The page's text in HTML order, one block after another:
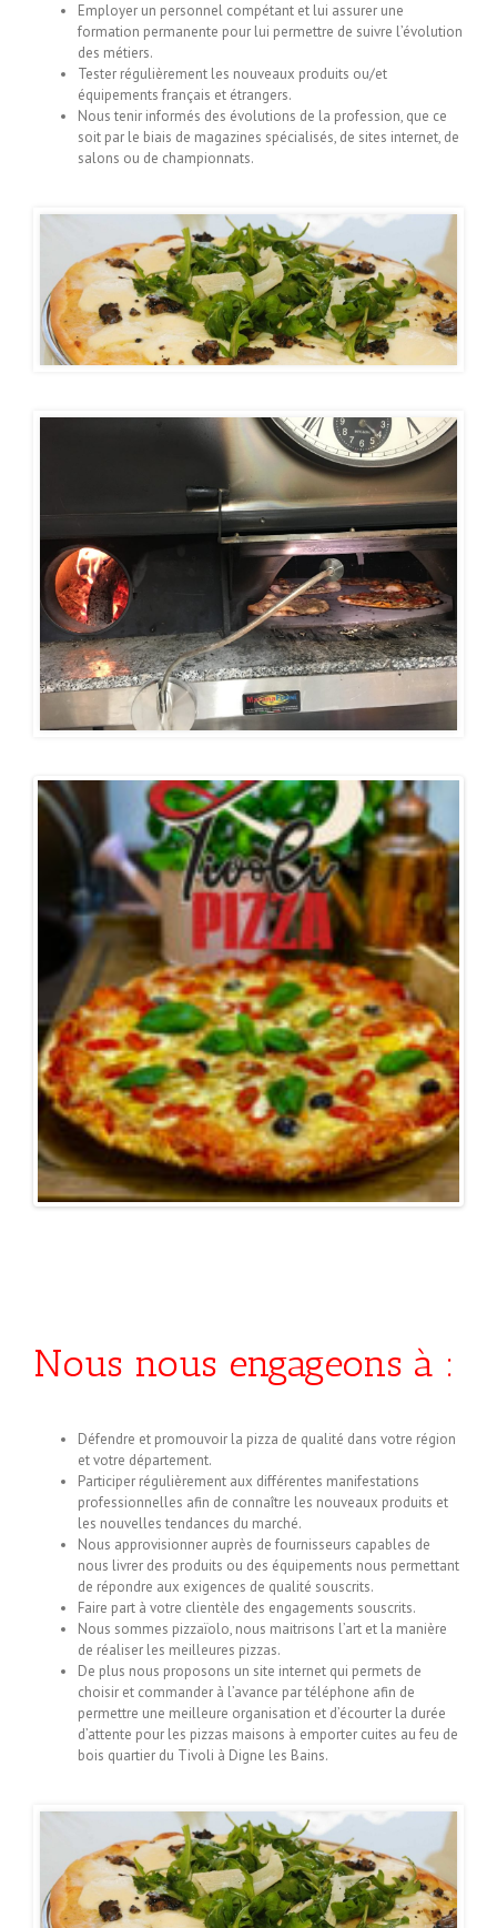
Employer un personnel compétant et lui assurer une
formation permanente pour lui permettre de suivre l’évolution
des métiers.
Tester régulièrement les nouveaux produits ou/et
équipements français et étrangers.
Nous tenir informés des évolutions de la profession, que ce
soit par le biais de magazines spécialisés, de sites internet, de
salons ou de championnats.
Nous nous engageons à :
Défendre et promouvoir la pizza de qualité dans votre région
et votre département.
Participer régulièrement aux différentes manifestations
professionnelles afin de connaître les nouveaux produits et
les nouvelles tendances du marché.
Nous approvisionner auprès de fournisseurs capables de
nous livrer des produits ou des équipements nous permettant
de répondre aux exigences de qualité souscrits.
Faire part à votre clientèle des engagements souscrits.
Nous sommes pizzaïolo, nous maitrisons l’art et la manière
de réaliser les meilleures pizzas.
De plus nous proposons un site internet qui permets de
choisir et commander à l’avance par téléphone afin de
permettre une meilleure organisation et d’écourter la durée
d’attente pour les pizzas maisons à emporter cuites au feu de
bois quartier du Tivoli à Digne les Bains.